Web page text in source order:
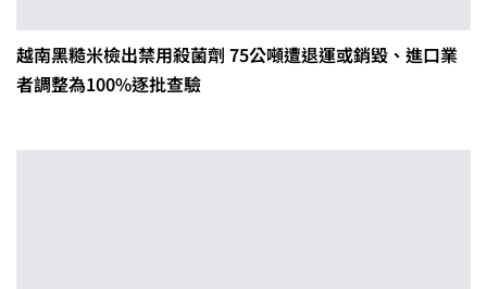
越南黑糙米檢出禁用殺菌劑 75公噸遭退運或銷毀、進口業
者調整為100%逐批查驗